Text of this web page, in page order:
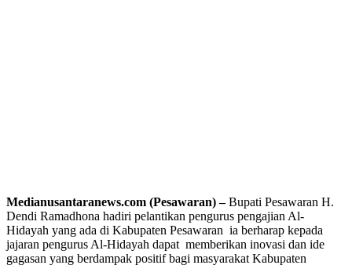
Medianusantaranews.com (Pesawaran) –Bupati Pesawaran H.
Dendi Ramadhona hadiri pelantikan pengurus pengajian Al-
Hidayah yang ada di Kabupaten Pesawaran ia berharap kepada
jajaran pengurus Al-Hidayah dapat memberikan inovasi dan ide
gagasan yang berdampak positif bagi masyarakat Kabupaten